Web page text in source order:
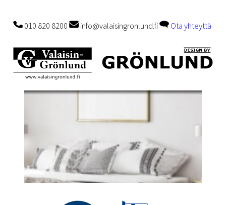
010 820 8200 info@valaisingronlund.fi Ota yhteyttä